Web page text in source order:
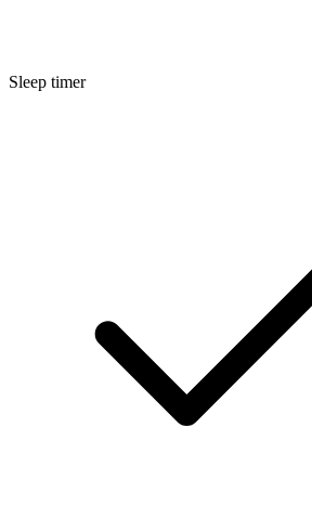
Sleep timer